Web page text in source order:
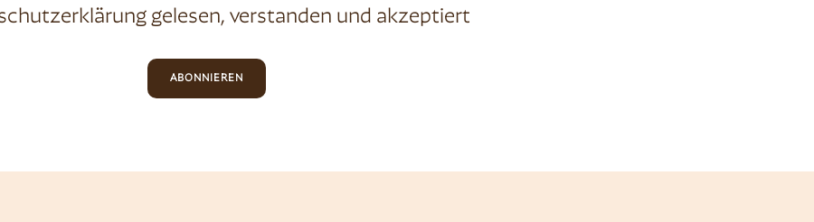
gelesen, verstanden und akzeptiert
ABONNIEREN